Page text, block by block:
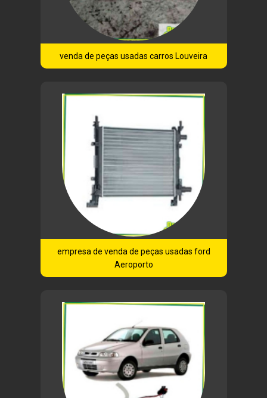
venda de peças usadas carros Louveira
empresa de venda de peças usadas ford
Aeroporto